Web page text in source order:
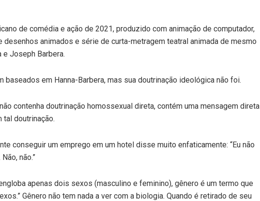
de comédia e ação de 2021, produzido com animação de computador,
animados e série de curta-metragem teatral animada de mesmo
e Joseph Barbera.
baseados em Hanna-Barbera, mas sua doutrinação ideológica não foi.
contenha doutrinação homossexual direta, contém uma mensagem direta
tal doutrinação.
conseguir um emprego em um hotel disse muito enfaticamente: “Eu não
não.”
apenas dois sexos (masculino e feminino), gênero é um termo que
Gênero não tem nada a ver com a biologia. Quando é retirado de seu